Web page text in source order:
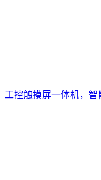
工控触摸屏一体机，